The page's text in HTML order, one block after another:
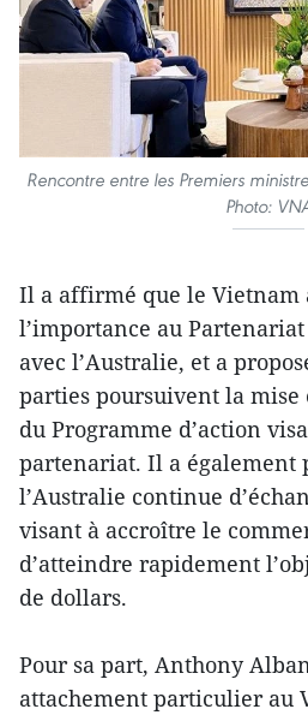
Rencontre entre les Premiers
Photo:
Il a affirmé que le Vietnam
l’importance au
avec l’Australie, et a
parties poursuivent la
du Programme d’action
partenariat. Il a également
l’Australie continue
visant à accroître le
d’atteindre rapidement
de dollars.
Pour sa part, Anthony
attachement particulier au